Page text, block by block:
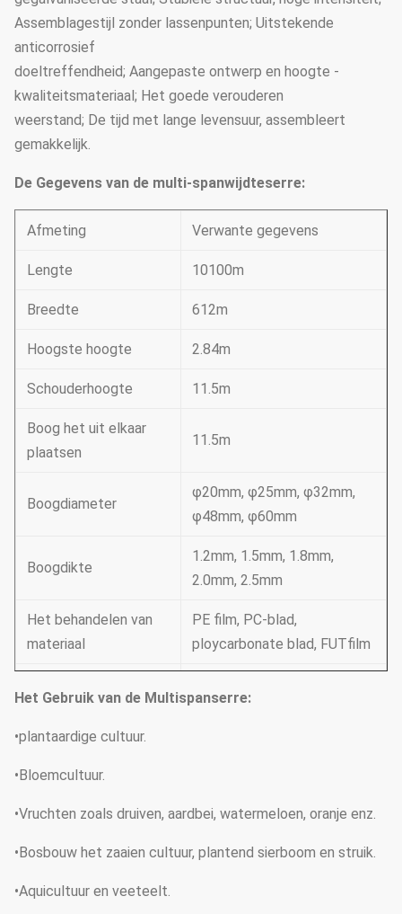
Assemblagestijl zonder lassenpunten; Uitstekende
anticorrosief
doeltreffendheid; Aangepaste ontwerp en hoogte -
kwaliteitsmateriaal; Het goede verouderen
weerstand; De tijd met lange levensuur, assembleert
gemakkelijk.
De Gegevens van de multi-spanwijdteserre:
Afmeting Verwante gegevens
Lengte 10100m
Breedte 612m
Hoogste hoogte 2.84m
Schouderhoogte 11.5m
Boog het uit elkaar
plaatsen
11.5m
Boogdiameter
φ20mm, φ25mm, φ32mm,
φ48mm, φ60mm
Boogdikte
1.2mm, 1.5mm, 1.8mm,
2.0mm, 2.5mm
Het behandelen van
materiaal
PE film, PC-blad,
ploycarbonate blad, FUTfilm
Basismateriaal
film
Tubu van het hete
gegalvaniseerde staal
Het Gebruik van de Multispanserre:
•plantaardige cultuur.
•Bloemcultuur.
•Vruchten zoals druiven, aardbei, watermeloen, oranje enz.
•Bosbouw het zaaien cultuur, plantend sierboom en struik.
•Aquicultuur en veeteelt.